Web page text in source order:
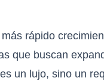
rápido
que buscan
un lujo, sino un